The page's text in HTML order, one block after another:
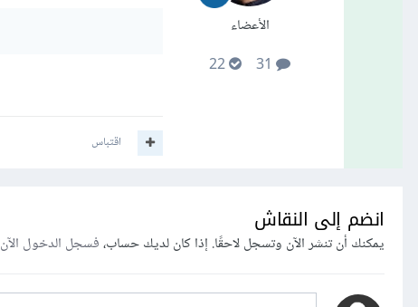
الأعضاء
اقتباس
انضم إلى النقاش
يمكنك أن تنشر الآن وتسجل لاحقًا. إذا كان لديك حساب،فسجل الدخول الآن